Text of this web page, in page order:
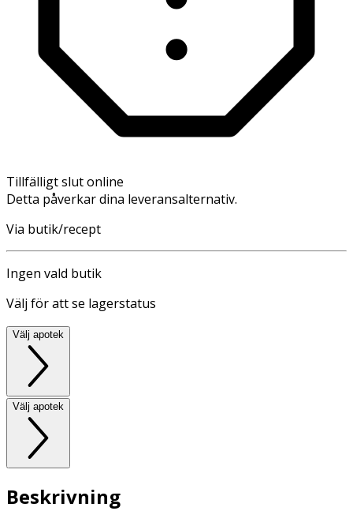
Tillfälligt slut online
Detta påverkar dina leveransalternativ.
Via butik/recept
Ingen vald butik
Välj för att se lagerstatus
Välj apotek
Välj apotek
Beskrivning